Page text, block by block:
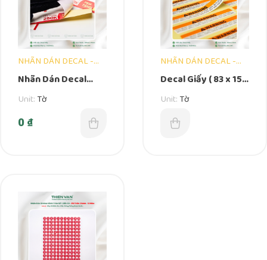
NHÃN DÁN DECAL -
DẠNG TỜ
Nhãn Dán Decal
Giấy – 290mm x
40mm – Mua 1 Tặng
1 250k
Unit:Tờ
0 ₫
NHÃN DÁN DECAL -
DẠNG TỜ
Decal Giấy ( 83 x 15
)MM – WARNING
Dạng Tờ
Unit:Tờ